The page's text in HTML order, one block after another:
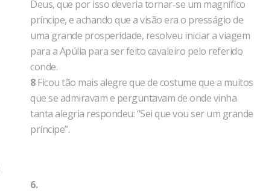
Deus, que por isso deveria tornar-se um magnífico
príncipe, e achando que a visão era o presságio de
uma grande prosperidade, resolveu iniciar a viagem
para a Apúlia para ser feito cavaleiro pelo referido
conde.
8Ficou tão mais alegre que de costume que a muitos
que se admiravam e perguntavam de onde vinha
tanta alegria respondeu: “Sei que vou ser um grande
príncipe”.
6.